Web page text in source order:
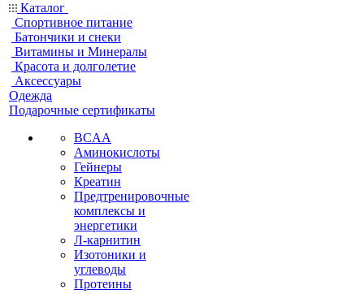
Каталог
Спортивное питание
Батончики и снеки
Витамины и Минералы
Красота и долголетие
Аксессуары
Одежда
Подарочные сертификаты
BCAA
Аминокислоты
Гейнеры
Креатин
Предтренировочные
комплексы и
энергетики
Л-карнитин
Изотоники и
углеводы
Протеины